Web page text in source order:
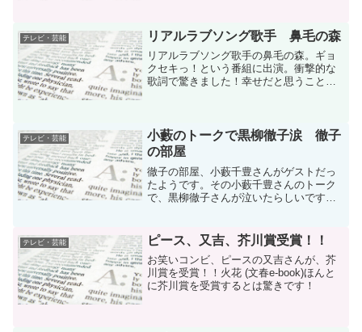
ャメチャな感じですが、実...
テレビ・芸能 リアルラブソング歌手 鼻毛の森
リアルラブソング歌手の鼻毛の森。ギョ
クセキっ！という番組に出演。衝撃的な
歌詞で驚きました！幸せだと思うことに
ア...
テレビ・芸能
小藪のトークで黒柳徹子涙 徹子
の部屋
徹子の部屋、小藪千豊さんがゲストだっ
たようです。その小藪千豊さんのトーク
で、黒柳徹子さんが泣いたらしいです。
ったのか気になります。録画しておけば
よかった。それにしても最...
テレビ・芸能 ピース、又吉、芥川賞受賞！！
お笑いコンビ、ピースの又吉さんが、芥
川賞を受賞！！火花 (文春e-book)ほんと
に芥川賞を受賞するとは驚きです！